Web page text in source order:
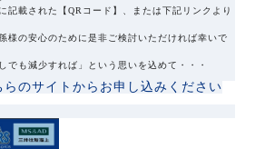
記載された【QRコード】、または下記リンクより
様の安心のために是非ご検討いただければ幸いで
でも減少すれば」という思いを込めて・・・
らのサイトからお申し込みください